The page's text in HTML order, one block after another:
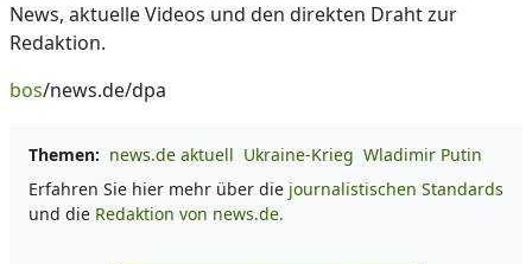
News, aktuelle Videos und den direkten Draht zur
Redaktion.
bos/news.de/dpa
Themen: news.de aktuell Ukraine-Krieg Wladimir Putin
Erfahren Sie hier mehr über die journalistischen Standards
und die Redaktion von news.de.